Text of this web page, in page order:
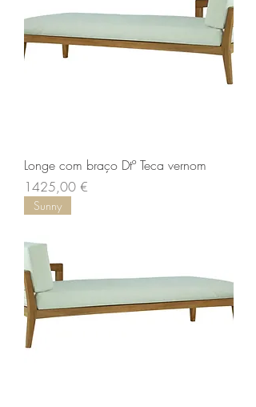
Longe com braço Dtº Teca vernom
Preço
1425,00 €
Sunny